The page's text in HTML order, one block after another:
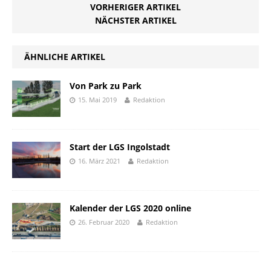
VORHERIGER ARTIKEL
NÄCHSTER ARTIKEL
ÄHNLICHE ARTIKEL
Von Park zu Park
15. Mai 2019 Redaktion
Start der LGS Ingolstadt
16. März 2021 Redaktion
Kalender der LGS 2020 online
26. Februar 2020 Redaktion